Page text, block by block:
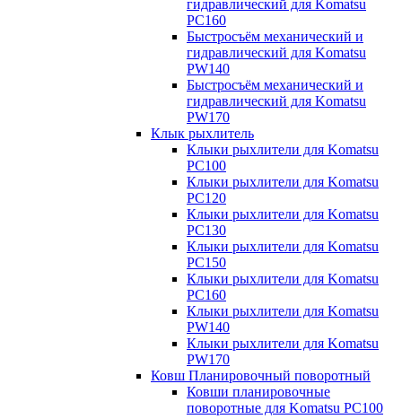
гидравлический для Komatsu
PC160
Быстросъём механический и
гидравлический для Komatsu
PW140
Быстросъём механический и
гидравлический для Komatsu
PW170
Клык рыхлитель
Клыки рыхлители для Komatsu
PC100
Клыки рыхлители для Komatsu
PC120
Клыки рыхлители для Komatsu
PC130
Клыки рыхлители для Komatsu
PC150
Клыки рыхлители для Komatsu
PC160
Клыки рыхлители для Komatsu
PW140
Клыки рыхлители для Komatsu
PW170
Ковш Планировочный поворотный
Ковши планировочные
поворотные для Komatsu PC100